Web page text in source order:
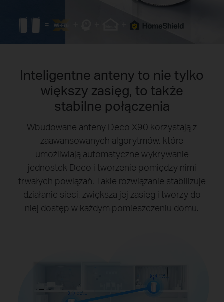
Inteligentne anteny to nie tylko
większy zasięg, to także
stabilne połączenia
Wbudowane anteny Deco X90 korzystają z
zaawansowanych algorytmów, które
umożliwiają automatyczne wykrywanie
jednostek Deco i tworzenie pomiędzy nimi
trwałych powiązań. Takie rozwiązanie stabilizuje
działanie sieci, zwiększa jej zasięg i tworzy do
niej dostęp w każdym pomieszczeniu domu.